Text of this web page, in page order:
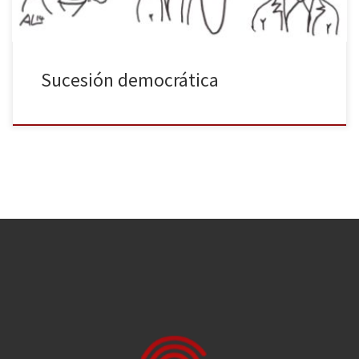
Sucesión democrática